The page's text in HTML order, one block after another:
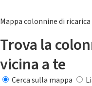
Mappa colonnine di
Trova la
vicina a te
Cerca sulla mappa